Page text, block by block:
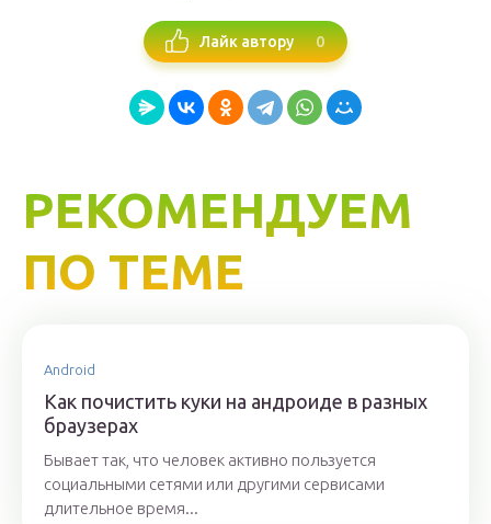
Лайк автору 0
РЕКОМЕНДУЕМ
ПО ТЕМЕ
Android
Как почистить куки на андроиде в разных
браузерах
Бывает так, что человек активно пользуется
социальными сетями или другими сервисами
длительное время...